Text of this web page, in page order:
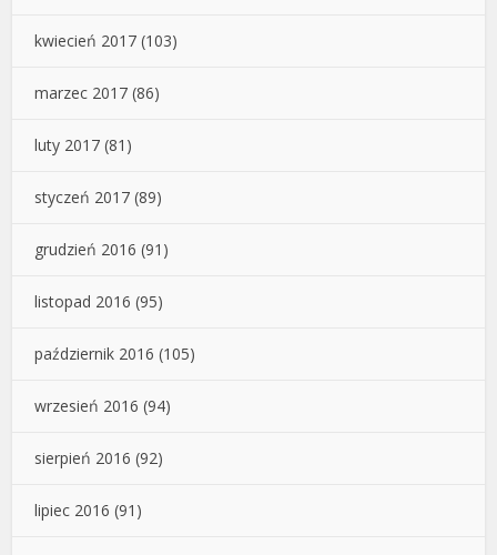
kwiecień 2017 (103)
marzec 2017 (86)
luty 2017 (81)
styczeń 2017 (89)
grudzień 2016 (91)
listopad 2016 (95)
październik 2016 (105)
wrzesień 2016 (94)
sierpień 2016 (92)
lipiec 2016 (91)